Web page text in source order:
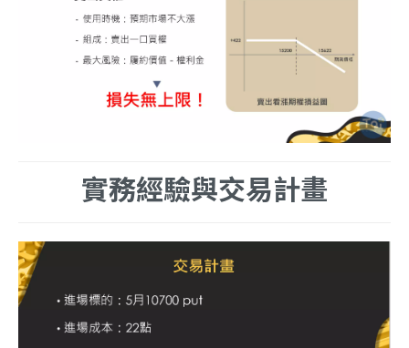
實務經驗與交易計畫